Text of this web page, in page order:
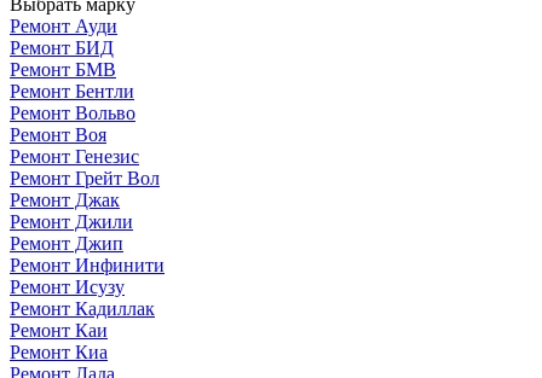
Выбрать марку
Ремонт Ауди
Ремонт БИД
Ремонт БМВ
Ремонт Бентли
Ремонт Вольво
Ремонт Воя
Ремонт Генезис
Ремонт Грейт Вол
Ремонт Джак
Ремонт Джили
Ремонт Джип
Ремонт Инфинити
Ремонт Исузу
Ремонт Кадиллак
Ремонт Каи
Ремонт Киа
Ремонт Лада